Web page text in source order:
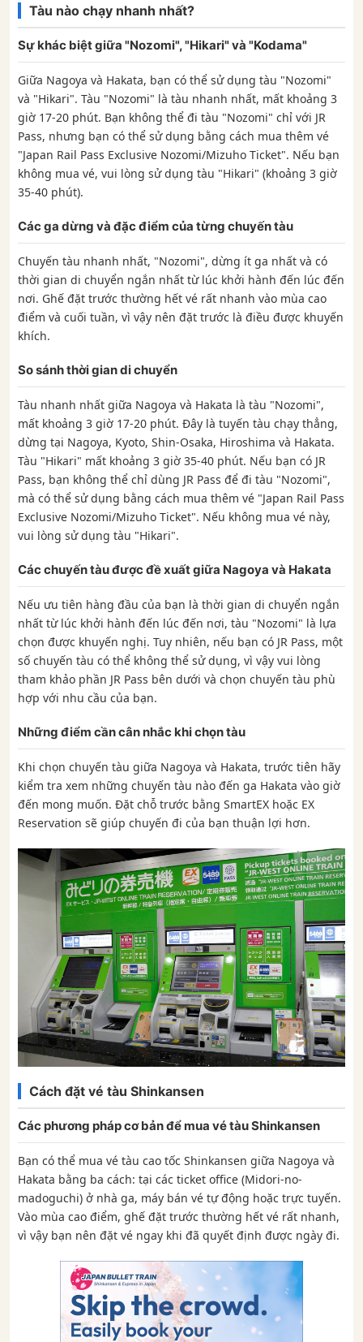
Tàu nào chạy nhanh nhất?
Sự khác biệt giữa "Nozomi", "Hikari" và "Kodama"
Giữa Nagoya và Hakata, bạn có thể sử dụng tàu "Nozomi"
và "Hikari". Tàu "Nozomi" là tàu nhanh nhất, mất khoảng 3
giờ 17-20 phút. Bạn không thể đi tàu "Nozomi" chỉ với JR
Pass, nhưng bạn có thể sử dụng bằng cách mua thêm vé
"Japan Rail Pass Exclusive Nozomi/Mizuho Ticket". Nếu bạn
không mua vé, vui lòng sử dụng tàu "Hikari" (khoảng 3 giờ
35-40 phút).
Các ga dừng và đặc điểm của từng chuyến tàu
Chuyến tàu nhanh nhất, "Nozomi", dừng ít ga nhất và có
thời gian di chuyển ngắn nhất từ ​​lúc khởi hành đến lúc đến
nơi. Ghế đặt trước thường hết vé rất nhanh vào mùa cao
điểm và cuối tuần, vì vậy nên đặt trước là điều được khuyến
khích.
So sánh thời gian di chuyển
Tàu nhanh nhất giữa Nagoya và Hakata là tàu "Nozomi",
mất khoảng 3 giờ 17-20 phút. Đây là tuyến tàu chạy thẳng,
dừng tại Nagoya, Kyoto, Shin-Osaka, Hiroshima và Hakata.
Tàu "Hikari" mất khoảng 3 giờ 35-40 phút. Nếu bạn có JR
Pass, bạn không thể chỉ dùng JR Pass để đi tàu "Nozomi",
mà có thể sử dụng bằng cách mua thêm vé "Japan Rail Pass
Exclusive Nozomi/Mizuho Ticket". Nếu không mua vé này,
vui lòng sử dụng tàu "Hikari".
Các chuyến tàu được đề xuất giữa Nagoya và Hakata
Nếu ưu tiên hàng đầu của bạn là thời gian di chuyển ngắn
nhất từ ​​lúc khởi hành đến lúc đến nơi, tàu "Nozomi" là lựa
chọn được khuyến nghị. Tuy nhiên, nếu bạn có JR Pass, một
số chuyến tàu có thể không thể sử dụng, vì vậy vui lòng
tham khảo phần JR Pass bên dưới và chọn chuyến tàu phù
hợp với nhu cầu của bạn.
Những điểm cần cân nhắc khi chọn tàu
Khi chọn chuyến tàu giữa Nagoya và Hakata, trước tiên hãy
kiểm tra xem những chuyến tàu nào đến ga Hakata vào giờ
đến mong muốn. Đặt chỗ trước bằng SmartEX hoặc EX
Reservation sẽ giúp chuyến đi của bạn thuận lợi hơn.
Cách đặt vé tàu Shinkansen
Các phương pháp cơ bản để mua vé tàu Shinkansen
Bạn có thể mua vé tàu cao tốc Shinkansen giữa Nagoya và
Hakata bằng ba cách: tại các ticket office (Midori-no-
madoguchi) ở nhà ga, máy bán vé tự động hoặc trực tuyến.
Vào mùa cao điểm, ghế đặt trước thường hết vé rất nhanh,
vì vậy bạn nên đặt vé ngay khi đã quyết định được ngày đi.